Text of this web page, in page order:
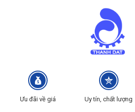
Ưu đãi về giá Uy tín, chất lượng